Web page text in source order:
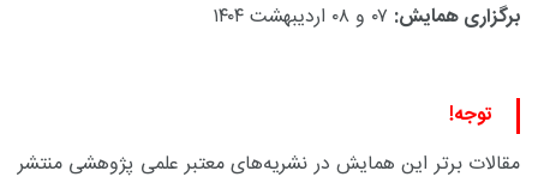
برگزاری همایش: ۰۷ و۰۸ اردیبهشت۱۴۰۴
توجه!
مقالات برتر این همایش در نشریه‌های معتبر علمی پژوهشی منتشر